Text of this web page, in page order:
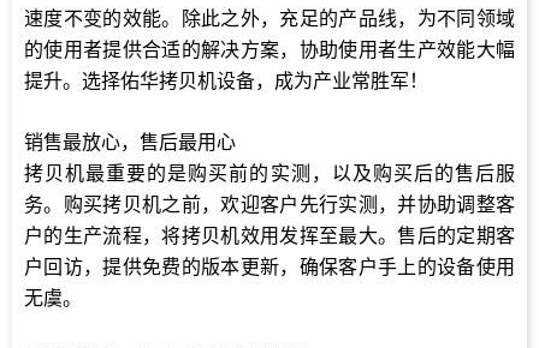
速度不变的效能。除此之外，充足的产品线，为不同领域
的使用者提供合适的解决方案，协助使用者生产效能大幅
提升。选择佑华拷贝机设备，成为产业常胜军！
销售最放心，售后最用心
拷贝机最重要的是购买前的实测，以及购买后的售后服
务。购买拷贝机之前，欢迎客户先行实测，并协助调整客
户的生产流程，将拷贝机效用发挥至最大。售后的定期客
户回访，提供免费的版本更新，确保客户手上的设备使用
无虞。